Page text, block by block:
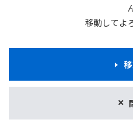
移動してよ